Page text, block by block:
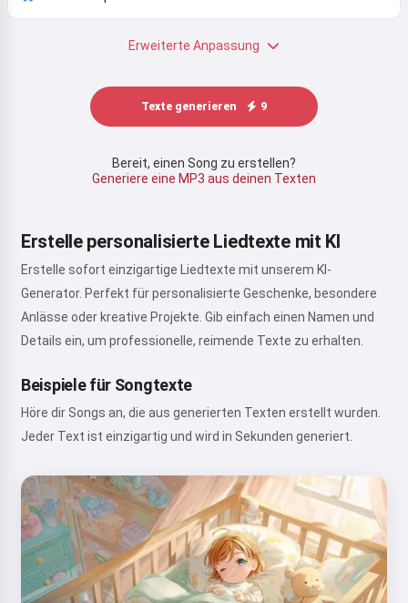
Erweiterte Anpassung
Texte generieren 9
Bereit, einen Song zu erstellen?
Generiere eine MP3 aus deinen Texten
Erstelle personalisierte Liedtexte mit KI
Erstelle sofort einzigartige Liedtexte mit unserem KI-
Generator. Perfekt für personalisierte Geschenke, besondere
Anlässe oder kreative Projekte. Gib einfach einen Namen und
Details ein, um professionelle, reimende Texte zu erhalten.
Beispiele für Songtexte
Höre dir Songs an, die aus generierten Texten erstellt wurden.
Jeder Text ist einzigartig und wird in Sekunden generiert.